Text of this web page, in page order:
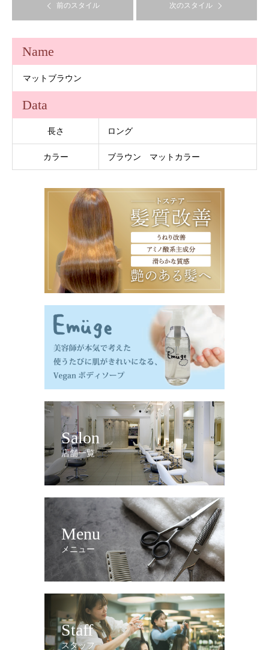
前のスタイル 次のスタイル
Name
マットブラウン
Data
長さ ロング
カラー ブラウン マットカラー
Salon
店舗一覧
Menu
メニュー
Staff
スタッフ